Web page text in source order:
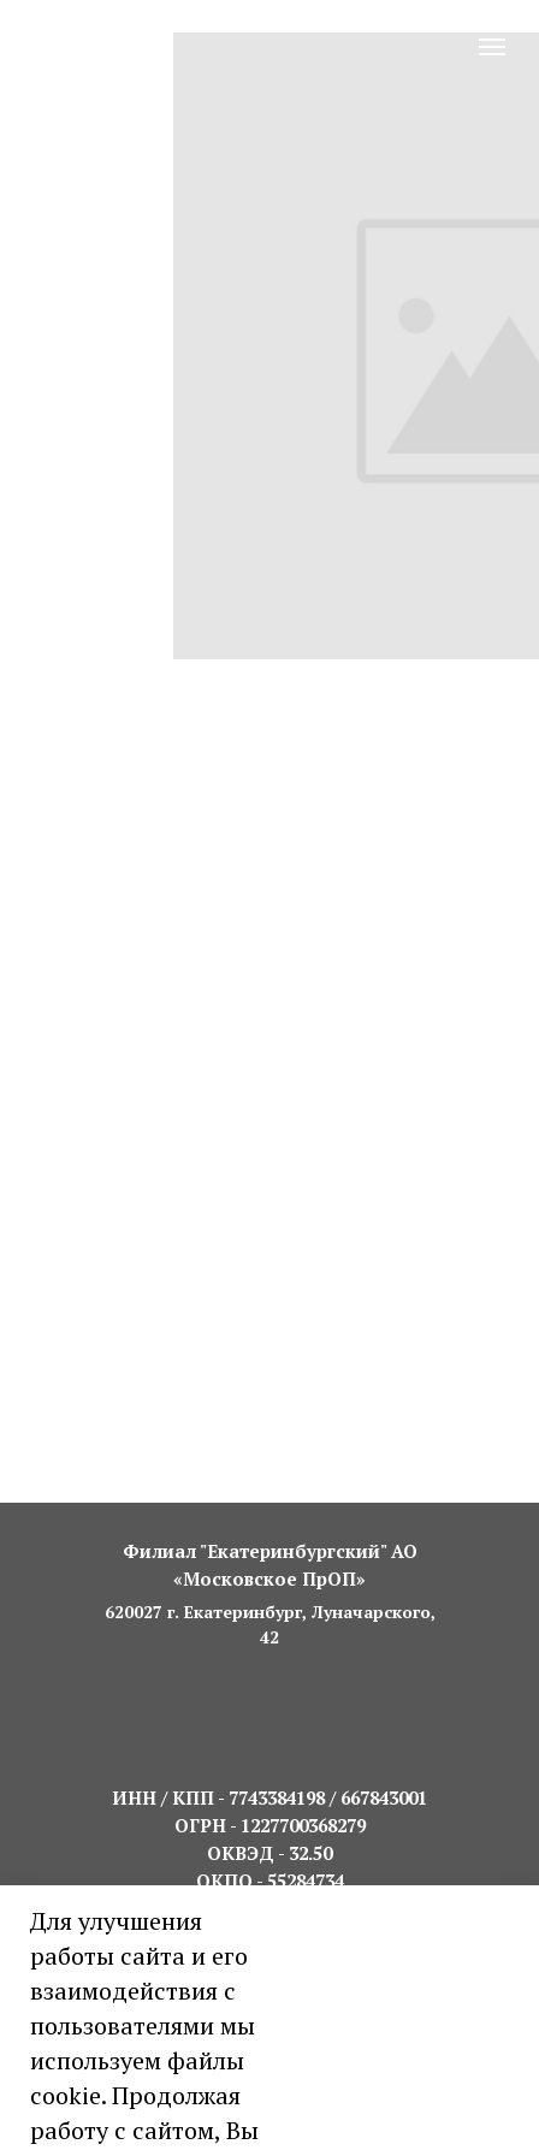
Филиал "Екатеринбургский" АО
«Московское ПрОП»
620027 г. Екатеринбург, Луначарского,
42
ИНН / КПП - 7743384198 / 667843001
ОГРН - 1227700368279
ОКВЭД - 32.50
ОКПО - 55284734
СБЕРБАНК
Расчётный счёт -40502810216260078669
К/счёт -30101810500000000674
Для улучшения
работы сайта и его
взаимодействия с
пользователями мы
используем файлы
cookie. Продолжая
работу с сайтом, Вы